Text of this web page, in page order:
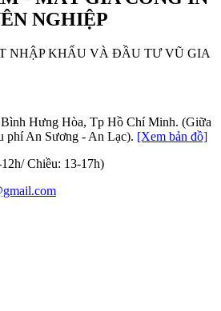
NGHIỆP
NHẬP KHẨU VÀ ĐẦU TƯ VŨ GIA
Hưng Hòa, Tp Hồ Chí Minh. (Giữa
phí An Sương - An Lạc). [Xem bản đồ]
Chiều: 13-17h)